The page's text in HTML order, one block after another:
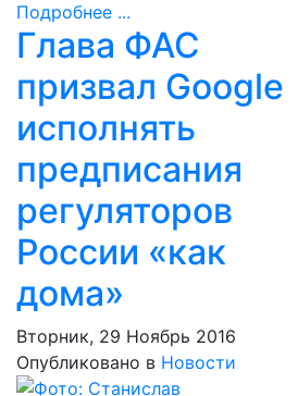
Подробнее ...
Глава ФАС
призвал Google
исполнять
предписания
регуляторов
России «как
дома»
Вторник, 29 Ноябрь 2016
Опубликовано в Новости